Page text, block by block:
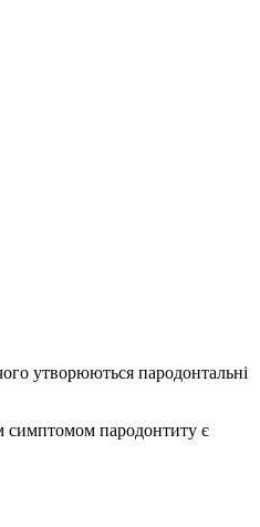
утворюються пародонтальні
симптомом пародонтиту є